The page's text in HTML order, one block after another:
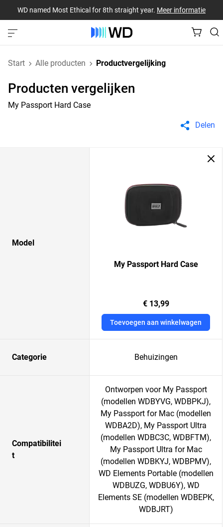
WD named Most Ethical for 8th straight year. Meer informatie
Start Alle producten Productvergelijking
Producten vergelijken
My Passport Hard Case
Delen
Model
My Passport Hard Case
€ 13,99
Toevoegen aan winkelwagen
Categorie Behuizingen
Compatibilitei
t
Ontworpen voor My Passport
(modellen WDBYVG, WDBPKJ),
My Passport for Mac (modellen
WDBA2D), My Passport Ultra
(modellen WDBC3C, WDBFTM),
My Passport Ultra for Mac
(modellen WDBKYJ, WDBPMV),
WD Elements Portable (modellen
WDBUZG, WDBU6Y), WD
Elements SE (modellen WDBEPK,
WDBJRT)